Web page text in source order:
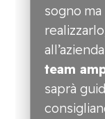
sogno
team
saprà